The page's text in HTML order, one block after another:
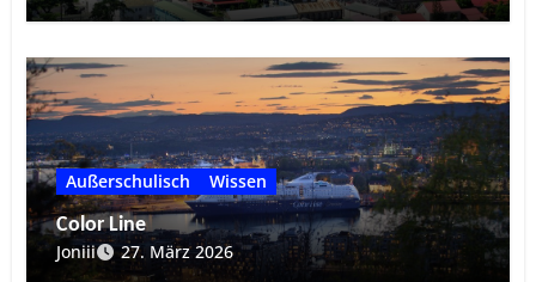
Außerschulisch
Wissen
Color Line
Joniii
27. März 2026